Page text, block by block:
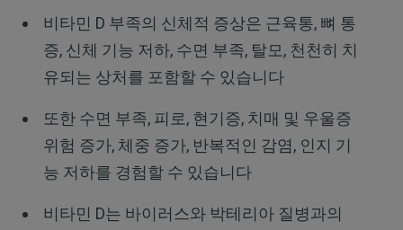
비타민 D 부족의 신체적 증상은 근육통, 뼈 통
증, 신체 기능 저하, 수면 부족, 탈모, 천천히 치
유되는 상처를 포함할 수 있습니다
또한 수면 부족, 피로, 현기증, 치매 및 우울증
위험 증가, 체중 증가, 반복적인 감염, 인지 기
능 저하를 경험할 수 있습니다
비타민 D는 바이러스와 박테리아 질병과의